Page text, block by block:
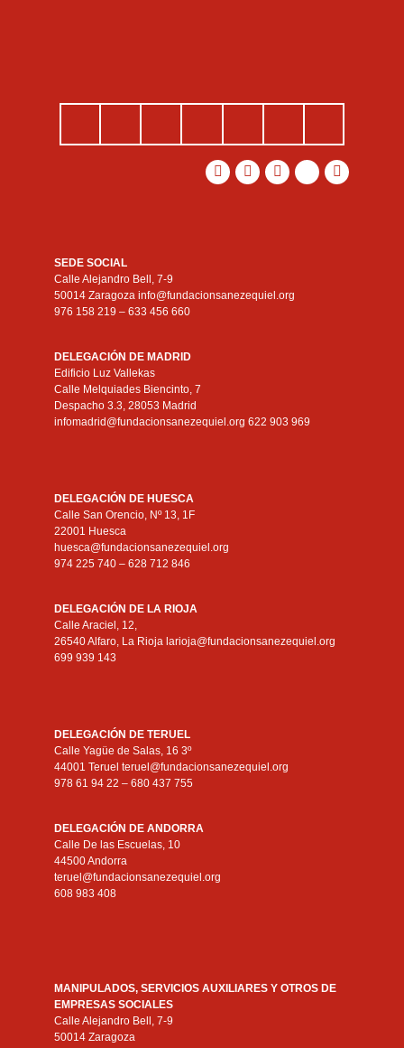
SEDE SOCIAL
Calle Alejandro Bell, 7-9
50014 Zaragoza info@fundacionsanezequiel.org
976 158 219 – 633 456 660
DELEGACIÓN DE MADRID
Edificio Luz Vallekas
Calle Melquiades Biencinto, 7
Despacho 3.3, 28053 Madrid
infomadrid@fundacionsanezequiel.org 622 903 969
DELEGACIÓN DE HUESCA
Calle San Orencio, Nº 13, 1F
22001 Huesca
huesca@fundacionsanezequiel.org
974 225 740 – 628 712 846
DELEGACIÓN DE LA RIOJA
Calle Araciel, 12,
26540 Alfaro, La Rioja larioja@fundacionsanezequiel.org
699 939 143
DELEGACIÓN DE TERUEL
Calle Yagüe de Salas, 16 3º
44001 Teruel teruel@fundacionsanezequiel.org
978 61 94 22 – 680 437 755
DELEGACIÓN DE ANDORRA
Calle De las Escuelas, 10
44500 Andorra
teruel@fundacionsanezequiel.org
608 983 408
MANIPULADOS, SERVICIOS AUXILIARES Y OTROS DE
EMPRESAS SOCIALES
Calle Alejandro Bell, 7-9
50014 Zaragoza